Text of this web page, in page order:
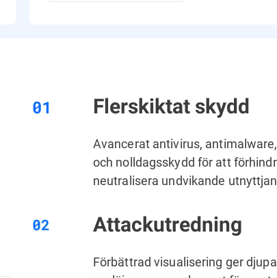
Flerskiktat skydd
Avancerat antivirus,
och nolldagsskydd för att
neutralisera undvikande
Attackutredning
Förbättrad visualisering ger